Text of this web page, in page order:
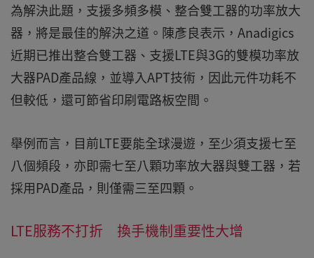
為解決此題，支援多頻多模、整合雙工器的功率放大
器，將是最佳的解決之道。陳彥良表示，Anadigics
近期已推出整合雙工器、支援LTE與3G的雙模功率放
大器PAD產品線，並導入APT技術，因此元件功耗不
但較低，還可節省印刷電路板空間。
舉例而言，目前LTE要能全球漫遊，至少須支援七至
八個頻段，亦即需七至八顆功率放大器與雙工器，若
採用PAD產品，則僅需三至四顆。
LTE服務不打折 換手機制重要性大增